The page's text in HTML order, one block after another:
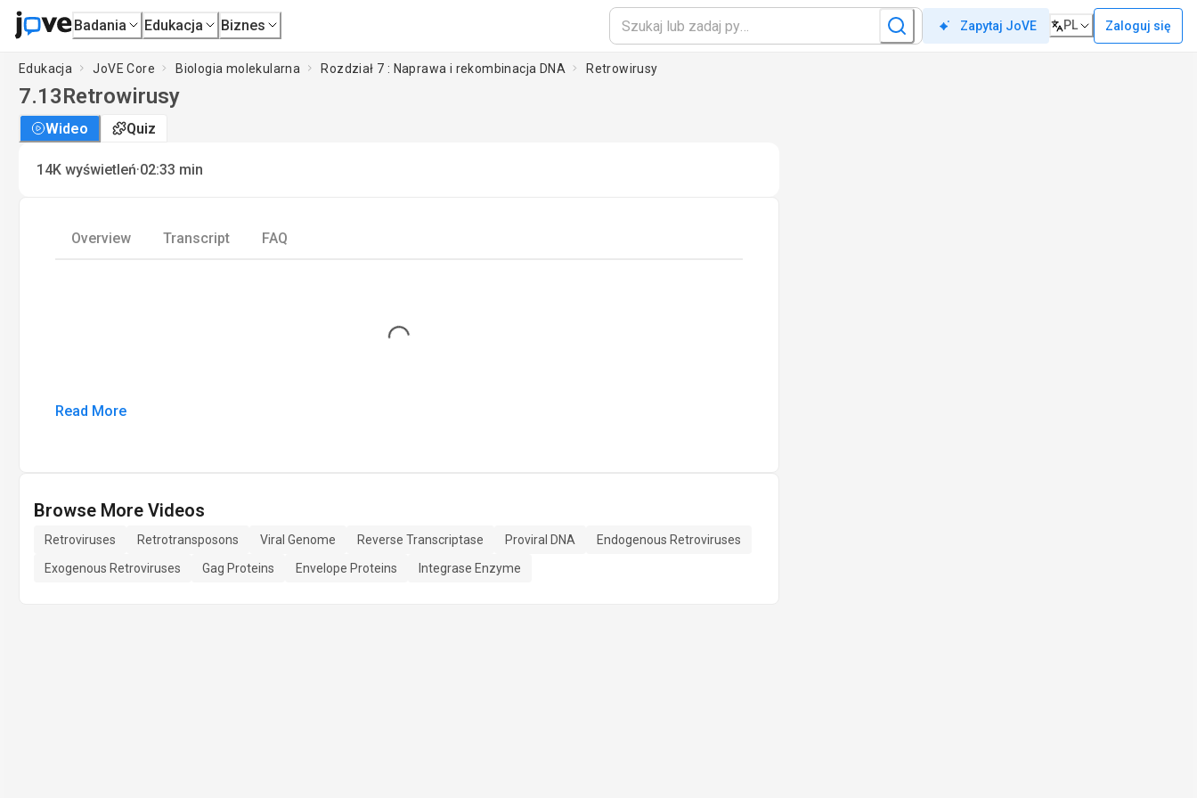
Badania Edukacja Biznes Zapytaj JoVE PL Zaloguj się
Edukacja JoVE Core Biologia molekularna Rozdział 7 : Naprawa i rekombinacja DNA Retrowirusy
7.13Retrowirusy
Wideo Quiz
14K wyświetleń·02:33 min
Overview Transcript FAQ
Loading...
Read More
Browse More Videos
Retroviruses Retrotransposons Viral Genome Reverse Transcriptase Proviral DNA
Endogenous Retroviruses
Exogenous Retroviruses
Gag Proteins Envelope Proteins Integrase Enzyme